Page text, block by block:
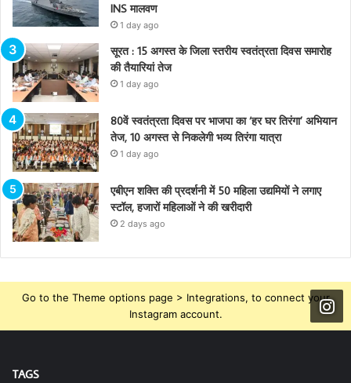
INS मालवण
1 day ago
सूरत : 15 अगस्त के जिला स्तरीय स्वतंत्रता दिवस समारोह
की तैयारियां तेज
1 day ago
80वें स्वतंत्रता दिवस पर भाजपा का ‘हर घर तिरंगा’ अभियान
तेज, 10 अगस्त से निकलेगी भव्य तिरंगा यात्रा
1 day ago
एबीएन शक्ति की प्रदर्शनी में 50 महिला उद्यमियों ने लगाए
स्टॉल, हजारों महिलाओं ने की खरीदारी
2 days ago
Go to the Theme options page > Integrations, to connect your
Instagram account.
TAGS